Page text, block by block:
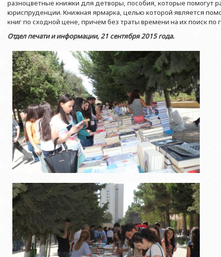
Гранты и проекты
Ректоры
Выпускники БГУ
Почетные доктора
Образование в БГУ
Перечень специальностей
Знаменательные даты в истории БГУ
Профсоюзный Комитет
Учебно-методический совет
Бухгалтерия
Отдел мониторинга и контроля
Отдел протокола
Служба психологической помощи
Культурно-творческий центр
Спортивно-оздоровительный
Университетская газета
Типография
Издательство
Географический
Геологический
Филологический
Исторический
Факультет
Юридический
Факультет
Факультет
Факультет
Факультет Теология
Факультет
Республики
Юридическое
Азербайджанской
Юридическое
образования
Юридическое
Азербайджанской
Юридическое
и образования
разноцветные книжки для детворы, пособия, которые помогут
юриспруденции. Книжная ярмарка, целью которой является
книг по сходной цене, причем без траты времени на их поиск
Отдел печати и информации, 21 сентября 2015 года.